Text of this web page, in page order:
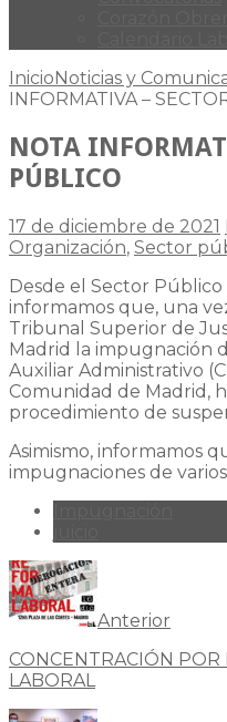
InicioNoticias y
INFORMATIVA –
NOTA
PÚBLICO
17 de diciembre de 2021
Organización, Sector
Desde el Sector Público
informamos que, una
Tribunal Superior de
Madrid la impugnación
Auxiliar Administrativo
Comunidad de Madrid,
procedimiento de
Asimismo, informamos
impugnaciones de
Anterior
CONCENTRACIÓN
LABORAL